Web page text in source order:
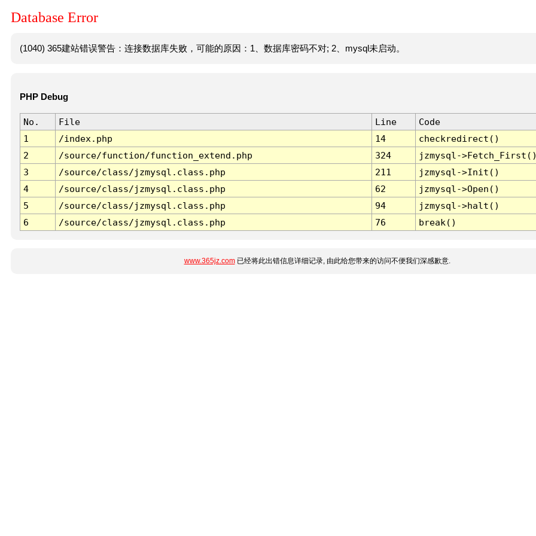
Database Error
(1040) 365建站错误警告：连接数据库失败，可能的原因：1、数据库密码不对; 2、mysql未启动。
PHP Debug
No. File Line
Code
1
/index.php 14
checkredirect()
2
/source/function/function_extend.php 324
jzmysql-
3
/source/class/jzmysql.class.php 211
jzmysql->Init()
4
/source/class/jzmysql.class.php 62
jzmysql->Open()
5
/source/class/jzmysql.class.php 94
jzmysql->halt()
6
/source/class/jzmysql.class.php 76 break()
www.365jz.com已经将此出错信息详细记录, 由此给您带来的访问不便我们深感歉意.